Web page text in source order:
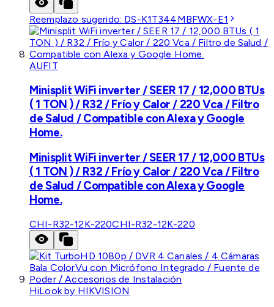
Reemplazo sugerido: DS-K1T344MBFWX-E1
AUFIT
Minisplit WiFi inverter / SEER 17 / 12,000 BTUs
( 1 TON ) / R32 / Frío y Calor / 220 Vca / Filtro
de Salud / Compatible con Alexa y Google
Home.
Minisplit WiFi inverter / SEER 17 / 12,000 BTUs
( 1 TON ) / R32 / Frío y Calor / 220 Vca / Filtro
de Salud / Compatible con Alexa y Google
Home.
CHI-R32-12K-220CHI-R32-12K-220
HiLook by HIKVISION